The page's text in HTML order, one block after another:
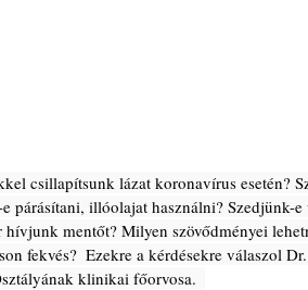
csillapítsunk lázat koronavírus esetén?
párásítani, illóolajat használni? Szedjünk-
mentőt? Milyen szövődményei
fekvés?  Ezekre a kérdésekre válaszol
klinikai főorvosa.